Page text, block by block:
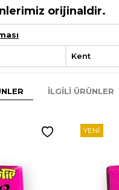
orijinaldir.
Kent
İLGILI ÜRÜNLER
YENI